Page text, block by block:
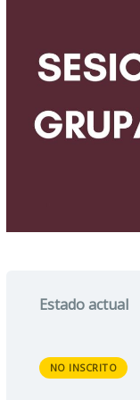
Estado actual
NO INSCRITO